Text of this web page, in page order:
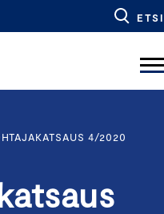
ETSI
4/2020